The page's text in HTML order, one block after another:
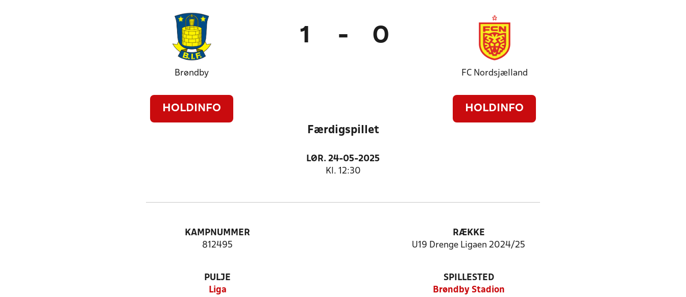
Brøndby
HOLDINFO
1 - 0
FC Nordsjælland
HOLDINFO
Færdigspillet
LØR. 24-05-2025
Kl. 12:30
KAMPNUMMER
812495
RÆKKE
U19 Drenge Ligaen 2024/25
PULJE
Liga
SPILLESTED
Brøndby Stadion